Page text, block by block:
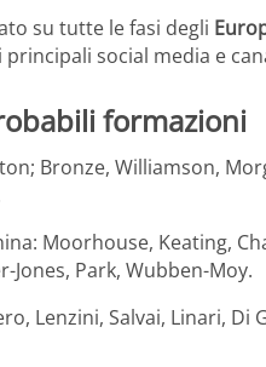
su tutte le fasi degli
social media e
formazioni
Bronze, Williamson,
Moorhouse, Keating,
Jones, Park, Wubben-Moy.
Lenzini, Salvai, Linari,